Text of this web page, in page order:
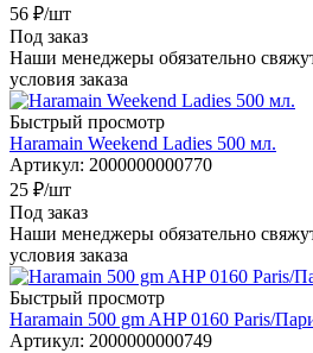
56 ₽/шт
Под заказ
Наши менеджеры обязательно
условия заказа
Быстрый просмотр
Haramain Weekend Ladies 500 мл.
Артикул: 2000000000770
25 ₽/шт
Под заказ
Наши менеджеры обязательно
условия заказа
Быстрый просмотр
Haramain 500 gm AHP 0160 Paris/
Артикул: 2000000000749